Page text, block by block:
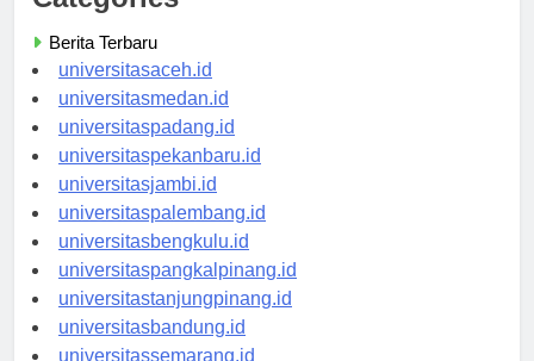
Categories
Berita Terbaru
universitasaceh.id
universitasmedan.id
universitaspadang.id
universitaspekanbaru.id
universitasjambi.id
universitaspalembang.id
universitasbengkulu.id
universitaspangkalpinang.id
universitastanjungpinang.id
universitasbandung.id